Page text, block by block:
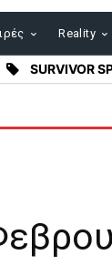
Reality
SURVIVOR